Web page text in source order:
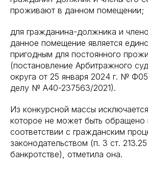
проживают в данном помещении;
для гражданина-должника и
данное помещение является
пригодным для постоянного
(постановление Арбитражного
округа от 25 января 2024 г. №
делу № А40-237563/2021).
Из конкурсной массы
которое не может быть обращено
соответствии с гражданским
законодательством (п. 3 ст.
банкротстве), отметила она.